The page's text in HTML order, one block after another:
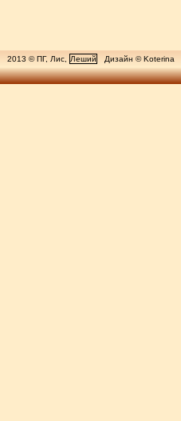
2013 © ПГ, Лис, Леший Дизайн © Koterina